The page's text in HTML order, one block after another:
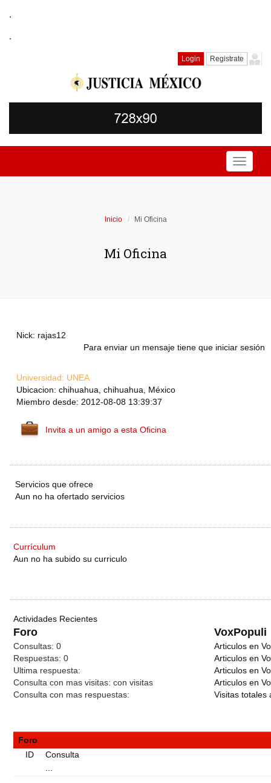
.
.
Login Registrate
Toggle
Inicio Mi Oficina
Mi Oficina
Nick: rajas12
Para enviar un mensaje tiene que iniciar sesión
Universidad: UNEA
Ubicacion: chihuahua, chihuahua, México
Miembro desde: 2012-08-08 13:39:37
Invita a un amigo a esta Oficina
Servicios que ofrece
Aun no ha ofertado servicios
Currículum
Aun no ha subido su curriculo
Actividades Recientes
Foro VoxPopuli
Consultas: 0
Respuestas: 0
Ultima respuesta:
Consulta con mas visitas: con visitas
Consulta con mas respuestas:
Articulos en
Articulos en
Articulos en
Articulos en
Visitas totales
Foro
ID
Consulta